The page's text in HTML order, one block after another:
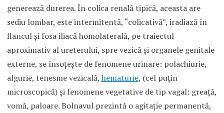
generează durerea. În colica renală tipică, aceasta are
sediu lombar, este intermitentă, “colicativă”, iradiază în
flancul şi fosa iliacă homolaterală, pe traiectul
aproximativ al ureterului, spre vezică şi organele genitale
externe, se însoţeşte de fenomene urinare: polachiurie,
algurie, tenesme vezicală, hematurie, (cel puţin
microscopică) şi fenomene vegetative de tip vagal: greaţă,
vomă, paloare. Bolnavul prezintă o agitaţie permanentă,